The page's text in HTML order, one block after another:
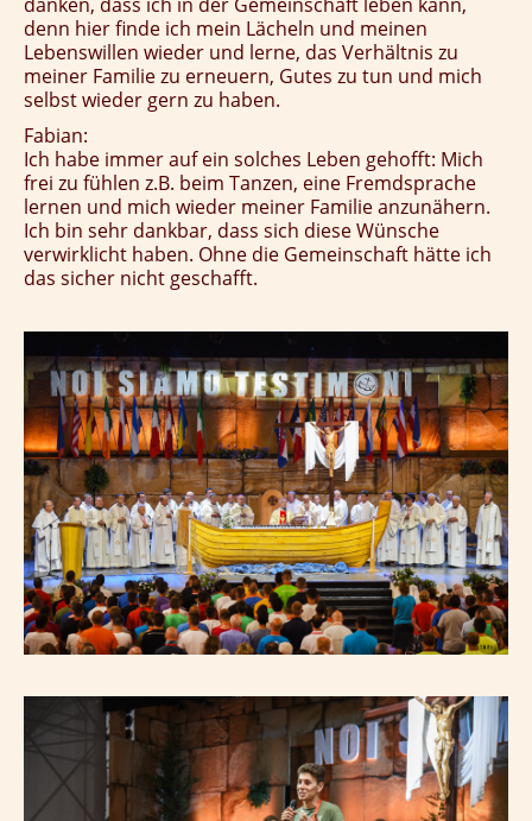
denn hier finde ich mein Lächeln und meinen
Lebenswillen wieder und lerne, das Verhältnis zu
meiner Familie zu erneuern, Gutes zu tun und mich
selbst wieder gern zu haben.
Fabian:
Ich habe immer auf ein solches Leben gehofft: Mich
frei zu fühlen z.B. beim Tanzen, eine Fremdsprache
lernen und mich wieder meiner Familie anzunähern.
Ich bin sehr dankbar, dass sich diese Wünsche
verwirklicht haben. Ohne die Gemeinschaft hätte ich
das sicher nicht geschafft.